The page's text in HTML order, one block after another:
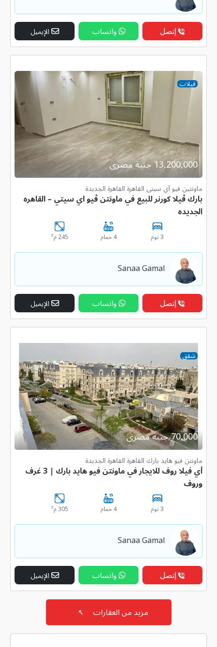
إتصل واتساب الإيميل
فيلات
13,200,000 جنية مصرى
ماونتين فيو آي سيتى القاهرة القاهرة الجديدة
بارك ڤيلا كورنر للبيع في ماونتن ڤيو اي سيتي – القاهره
الجديده
3 نوم 4 حمام 245 م ٢
Sanaa Gamal
إتصل واتساب الإيميل
شقق
70,000 جنية مصرى
ماونتن فيو هايد بارك القاهرة القاهرة الجديدة
أي فيلا روف للايجار في ماونتن فيو هايد بارك | 3 غرف
وروف
3 نوم 4 حمام 305 م ٢
Sanaa Gamal
إتصل واتساب الإيميل
مزيد من العقارات ↖